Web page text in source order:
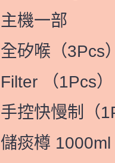
主機一部
全矽喉（3Pcs
Filter （1Pcs）
手控快慢制（
儲痰樽